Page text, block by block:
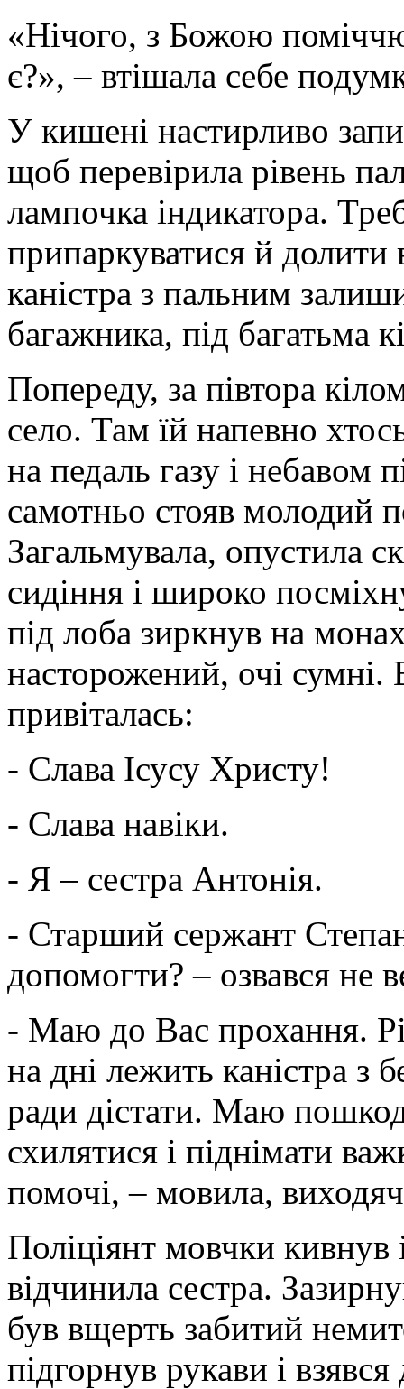
«Нічого, з Божою
є?», – втішала себе
У кишені настирливо
щоб перевірила рівень
лампочка індикатора.
припаркуватися й
каністра з пальним
багажника, під багатьма
Попереду, за півтора
село. Там їй напевно
на педаль газу і небавом
самотньо стояв молодий
Загальмувала, опустила
сидіння і широко
під лоба зиркнув на
насторожений, очі
привіталась:
- Слава Ісусу Христу!
- Слава навіки.
- Я – сестра Антонія.
- Старший сержант
допомогти? – озвався не
- Маю до Вас прохання.
на дні лежить каністра з
ради дістати. Маю
схилятися і піднімати
помочі, – мовила,
Поліціянт мовчки
відчинила сестра.
був вщерть забитий
підгорнув рукави і